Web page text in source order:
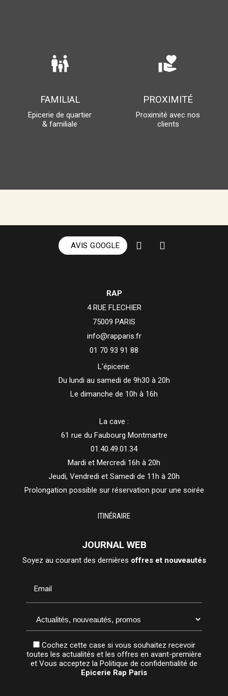
family_restroom
FAMILIAL
Epicerie de quartier
& familiale
volunteer_activism
PROXIMITÉ
Proximité avec nos
clients
AVIS GOOGLE
RAP
4 RUE FLECHIER
75009 PARIS
info@rapparis.fr
01 70 93 91 88
L'épicerie:
Du lundi au samedi de 9h30 à 20h
Le dimanche de 10h à 16h
La cave :
61 rue du Faubourg Montmartre
01.40.49.01.34
Mardi et Mercredi 16h à 20h
Jeudi, Vendredi et Samedi de 11h à 20h
Prolongation possible sur réservation pour une soirée
ITINÉRAIRE
JOURNAL WEB
Soyez au courant des dernières offres et nouveautés
Email
Cochez cette case si vous souhaitez recevoir
toutes les actualités et les offres en avant-première
et Vous acceptez la Politique de confidentialité de
Epicerie Rap Paris